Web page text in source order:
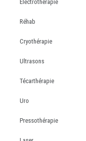
Electrothérapie
Réhab
Cryothérapie
Ultrasons
Técarthérapie
Uro
Pressothérapie